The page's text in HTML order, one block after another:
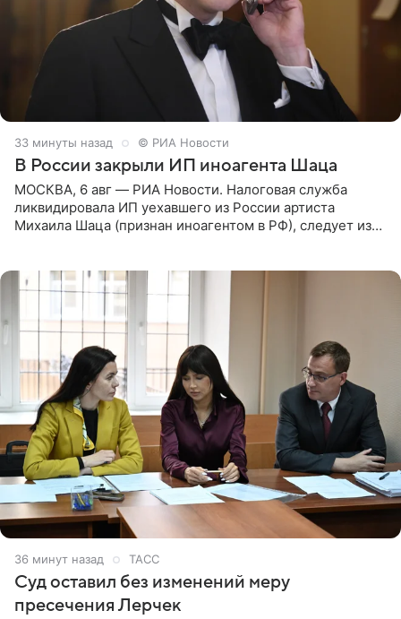
33 минуты назад © РИА Новости
В России закрыли ИП иноагента Шаца
МОСКВА, 6 авг — РИА Новости. Налоговая служба
ликвидировала ИП уехавшего из России артиста
Михаила Шаца (признан иноагентом в РФ), следует из
36 минут назад ТАСС
Суд оставил без изменений меру
пресечения Лерчек